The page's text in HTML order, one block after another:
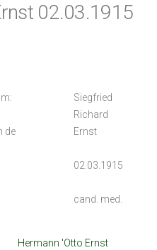
02.03.1915
Siegfried
Richard
de
Ernst
02.03.1915
cand. med.
Hermann 'Otto Ernst